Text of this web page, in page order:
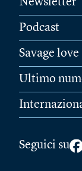
Newsletter
Podcast
Savage love
Ultimo
Seguici su